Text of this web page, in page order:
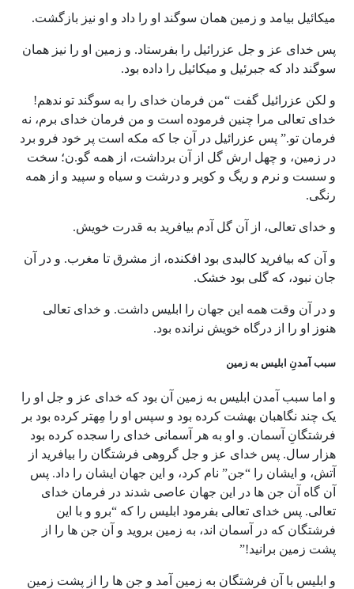
میکائیل بیامد و زمین همان سوگند او را داد و او نیز بازگشت.
پس خدای عز و جل عزرائیل را بفرستاد. و زمین او را نیز همان
سوگند داد که جبرئیل و میکائیل را داده بود.
و لکن عزرائیل گفت “من فرمان خدای را به سوگند تو ندهم!
خدای تعالی مرا چنین فرموده است و من فرمان خدای برم، نه
فرمان تو.” پس عزرائیل در آن جا که مکه است پر خود فرو برد
در زمین، و چهل ارش گل از آن برداشت، از همه گو.ن؛ سخت
و سست و نرم و ریگ و کویر و درشت و سیاه و سپید و از همه
رنگی.
و خدای تعالی، از آن گل آدم بیافرید به قدرت خویش.
و آن که بیافرید کالبدی بود افکنده، از مشرق تا مغرب. و در آن
جان نبود، که گلی بود خشک.
و در آن وقت همه این جهان را ابلیس داشت. و خدای تعالی
هنوز او را از درگاه خویش نرانده بود.
سبب آمدنِ ابلیس به زمین
و اما سبب آمدن ابلیس به زمین آن بود که خدای عز و جل او را
یک چند نگاهبان بهشت کرده بود و سپس او را مِهتر کرده بود بر
فرشتگانِ آسمان. و او به هر آسمانی خدای را سجده کرده بود
هزار سال. پس خدای عز و جل گروهی فرشتگان را بیافرید از
آتش، و ایشان را “جن” نام کرد، و این جهان ایشان را داد. پس
آن گاه آن جن ها در این جهان عاصی شدند در فرمان خدای
تعالی. پس خدای تعالی بفرمود ابلیس را که “برو و با این
فرشتگان که در آسمان اند، به زمین بروید و آن جن ها را از
پشت زمین برانید!”
و ابلیس با آن فرشتگان به زمین آمد و جن ها را از پشت زمین